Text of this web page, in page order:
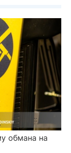
обмана на